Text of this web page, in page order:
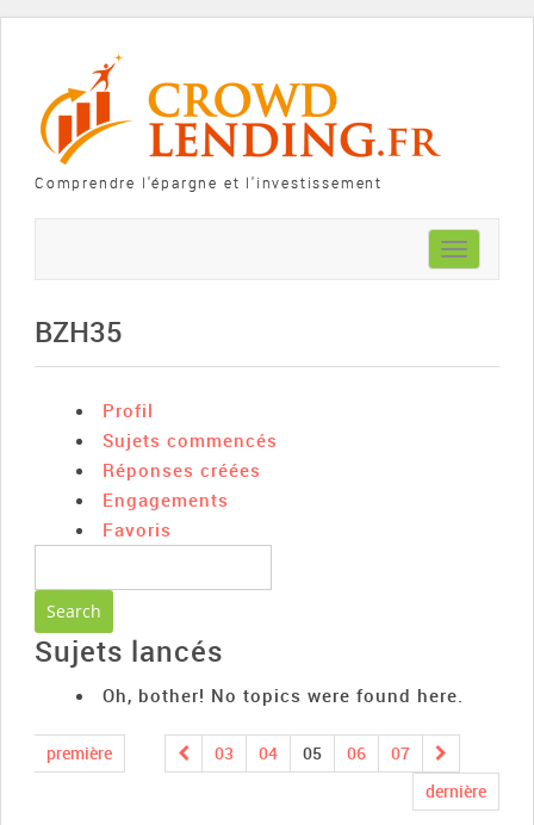
Comprendre l'épargne et l'investissement
Toggle
navigation
BZH35
Profil
Sujets commencés
Réponses créées
Engagements
Favoris
Sujets lancés
Oh, bother! No topics were found here.
première 03 04 05 06
07
dernière